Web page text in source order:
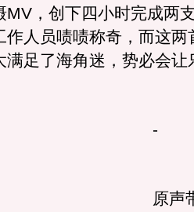
MV，创下四小时完成两
作人员啧啧称奇，而这两
满足了海角迷，势必会让
-
原声